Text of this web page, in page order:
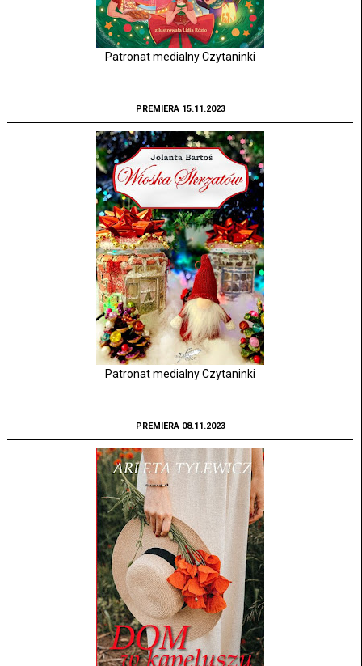
Patronat medialny Czytaninki
PREMIERA 15.11.2023
Patronat medialny Czytaninki
PREMIERA 08.11.2023